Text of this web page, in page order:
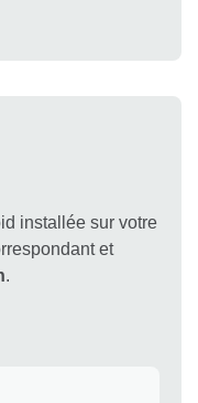
installée sur votre
et
.